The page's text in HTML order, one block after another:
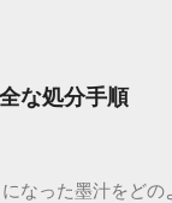
な処分手順
なった墨汁をど